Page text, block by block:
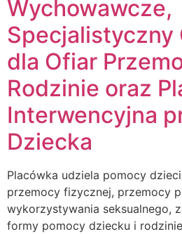
Wychowawcze,
Specjalistyczny
dla Ofiar
Rodzinie oraz
Interwencyjna
Dziecka
Placówka udziela pomocy
przemocy fizycznej, przemocy
wykorzystywania seksualnego,
formy pomocy dziecku i